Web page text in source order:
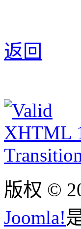
返回
版权 ©
Joomla!